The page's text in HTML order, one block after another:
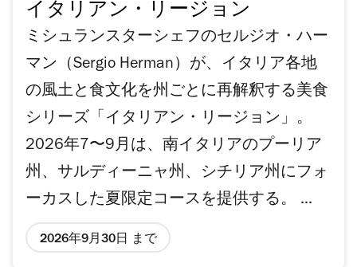
イタリアン・リージョン
ミシュランスターシェフのセルジオ・ハー
マン（Sergio Herman）が、イタリア各地
の風土と食文化を州ごとに再解釈する美食
シリーズ「イタリアン・リージョン」。
2026年7〜9月は、南イタリアのプーリア
州、サルディーニャ州、シチリア州にフォ
ーカスした夏限定コースを提供する。 ...
2026年9月30日 まで